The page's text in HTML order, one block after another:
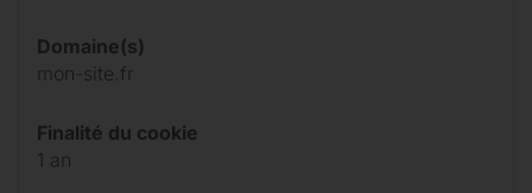
Domaine(s)
mon-site.fr
Finalité du cookie
1 an